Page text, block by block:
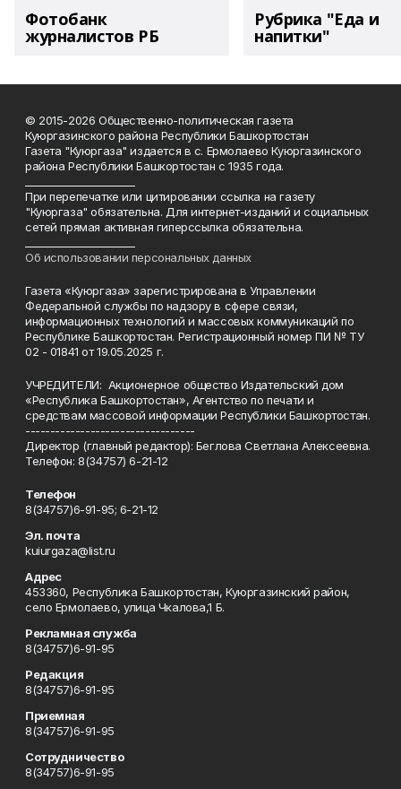
Фотобанк
журналистов РБ
Рубрика "Еда и
напитки"
© 2015-2026 Общественно-политическая газета
Куюргазинского района Республики Башкортостан
Газета "Куюргаза" издается в с. Ермолаево Куюргазинского
района Республики Башкортостан с 1935 года.
При перепечатке или цитировании ссылка на газету
"Куюргаза" обязательна. Для интернет-изданий и социальных
сетей прямая активная гиперссылка обязательна.
Об использовании персональных данных
Газета «Куюргаза» зарегистрирована в Управлении
Федеральной службы по надзору в сфере связи,
информационных технологий и массовых коммуникаций по
Республике Башкортостан. Регистрационный номер ПИ № ТУ
02 - 01841 от 19.05.2025 г.
УЧРЕДИТЕЛИ: Акционерное общество Издательский дом
«Республика Башкортостан», Агентство по печати и
средствам массовой информации Республики Башкортостан.
----------------------------------
Директор (главный редактор): Беглова Светлана Алексеевна.
Телефон: 8(34757) 6-21-12
Телефон
8(34757)6-91-95; 6-21-12
Эл. почта
kuiurgaza@list.ru
Адрес
453360, Республика Башкортостан, Куюргазинский район,
село Ермолаево, улица Чкалова,1 Б.
Рекламная служба
8(34757)6-91-95
Редакция
8(34757)6-91-95
Приемная
8(34757)6-91-95
Сотрудничество
8(34757)6-91-95